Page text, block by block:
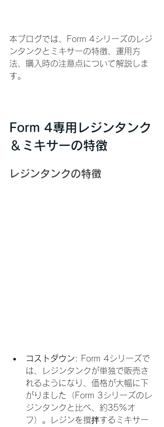
本ブログでは、Form 4シリーズのレジ
ンタンクとミキサーの特徴、運用方
法、購入時の注意点について解説しま
す。
Form 4専用レジンタンク
＆ミキサーの特徴
レジンタンクの特徴
コストダウン: Form 4シリーズで
は、レジンタンクが単独で販売さ
れるようになり、価格が大幅に下
がりました（Form 3シリーズのレ
ジンタンクと比べ、約35%オ
フ）。レジンを撹拌するミキサー